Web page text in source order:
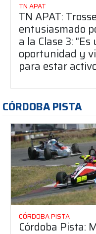
TN APAT
TN APAT:
entusiasmado
a la Clase 3:
oportunidad y
para estar
CÓRDOBA PISTA
CÓRDOBA PISTA
Córdoba Pista: